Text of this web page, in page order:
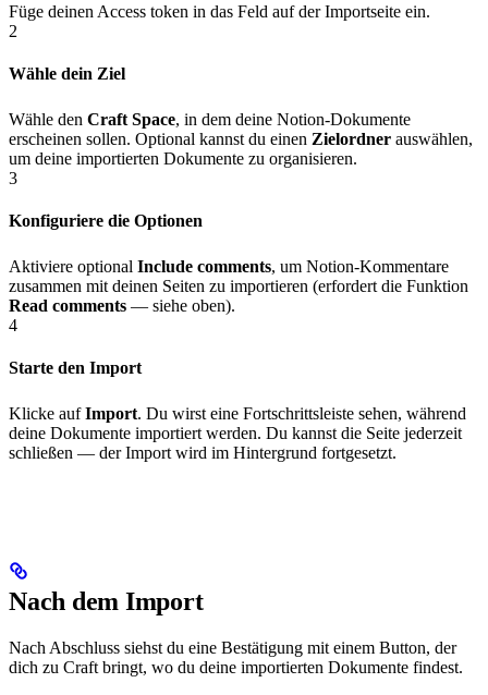
Füge deinen Access token in das Feld auf der Importseite ein.
2
Wähle dein Ziel
Wähle den Craft Space, in dem deine Notion-Dokumente
erscheinen sollen. Optional kannst du einen Zielordner auswählen,
um deine importierten Dokumente zu organisieren.
3
Konfiguriere die Optionen
Aktiviere optional Include comments, um Notion-Kommentare
zusammen mit deinen Seiten zu importieren (erfordert die Funktion
Read comments — siehe oben).
4
Starte den Import
Klicke aufImport. Du wirst eine Fortschrittsleiste sehen, während
deine Dokumente importiert werden. Du kannst die Seite jederzeit
schließen — der Import wird im Hintergrund fortgesetzt.
Nach dem Import
Nach Abschluss siehst du eine Bestätigung mit einem Button, der
dich zu Craft bringt, wo du deine importierten Dokumente findest.